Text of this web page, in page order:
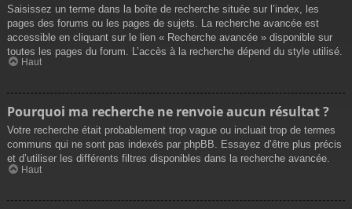
Saisissez un terme dans la boîte de recherche située sur l’index, les
pages des forums ou les pages de sujets. La recherche avancée est
accessible en cliquant sur le lien « Recherche avancée » disponible sur
toutes les pages du forum. L’accès à la recherche dépend du style utilisé.
Haut
Pourquoi ma recherche ne renvoie aucun résultat ?
Votre recherche était probablement trop vague ou incluait trop de termes
communs qui ne sont pas indexés par phpBB. Essayez d’être plus précis
et d’utiliser les différents filtres disponibles dans la recherche avancée.
Haut